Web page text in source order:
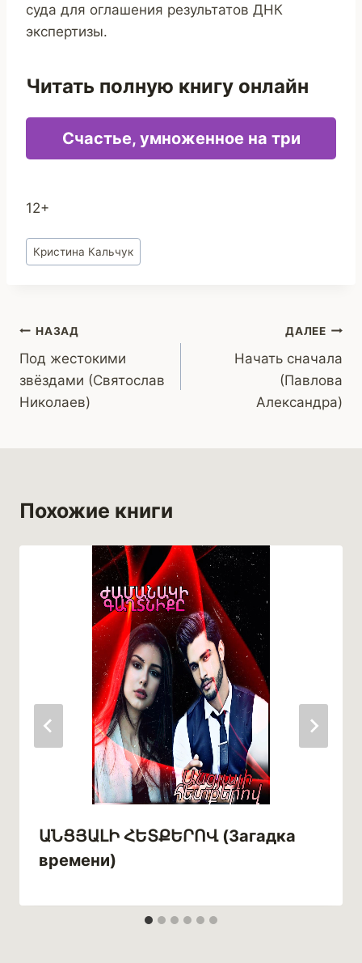
суда для оглашения результатов ДНК
экспертизы.
Читать полную книгу онлайн
Счастье, умноженное на три
12+
Метки
записи:
Кристина Кальчук
Навигация
по
записям
НАЗАД
Под жестокими
звёздами (Святослав
Николаев)
ДАЛЕЕ
Начать сначала
(Павлова
Александра)
Похожие книги
ԱՆՑՅԱԼԻ ՀԵՏՔԵՐՈՎ (Загадка
времени)